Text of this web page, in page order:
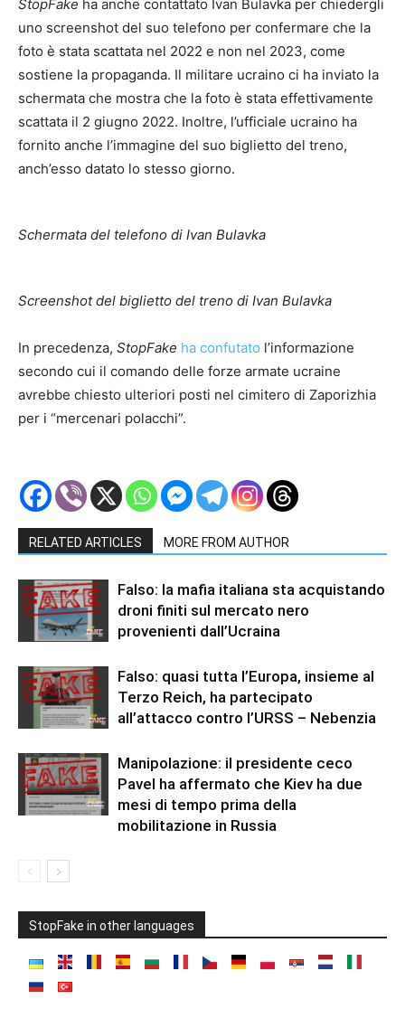
StopFake ha anche contattato Ivan Bulavka per chiedergli
uno screenshot del suo telefono per confermare che la
foto è stata scattata nel 2022 e non nel 2023, come
sostiene la propaganda. Il militare ucraino ci ha inviato la
schermata che mostra che la foto è stata effettivamente
scattata il 2 giugno 2022. Inoltre, l’ufficiale ucraino ha
fornito anche l’immagine del suo biglietto del treno,
anch’esso datato lo stesso giorno.
Schermata del telefono di Ivan Bulavka
Screenshot del biglietto del treno di Ivan Bulavka
In precedenza, StopFake ha confutato l’informazione
secondo cui il comando delle forze armate ucraine
avrebbe chiesto ulteriori posti nel cimitero di Zaporizhia
per i “mercenari polacchi”.
RELATED ARTICLES MORE FROM AUTHOR
Falso: la mafia italiana sta acquistando
droni finiti sul mercato nero
provenienti dall’Ucraina
Falso: quasi tutta l’Europa, insieme al
Terzo Reich, ha partecipato
all’attacco contro l’URSS – Nebenzia
Manipolazione: il presidente ceco
Pavel ha affermato che Kiev ha due
mesi di tempo prima della
mobilitazione in Russia
StopFake in other languages